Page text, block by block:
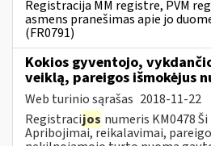
Registracija MM registre, PVM
asmens pranešimas apie jo
(FR0791)
Kokios gyventojo,
veiklą, pareigos išmokėjus
Web turinio sąrašas 2018-11-22
Registracijos numeris KM0478
Apribojimai, reikalavimai,